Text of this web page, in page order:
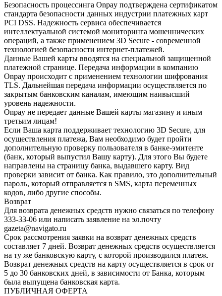
Безопасность процессинга Onpay подтверждена сертификатом
стандарта безопасности данных индустрии платежных карт
PCI DSS. Надежность сервиса обеспечивается
интеллектуальной системой мониторинга мошеннических
операций, а также применением 3D Secure - современной
технологией безопасности интернет-платежей.
Данные Вашей карты вводятся на специальной защищенной
платежной странице. Передача информации в компанию
Onpay происходит с применением технологии шифрования
TLS. Дальнейшая передача информации осуществляется по
закрытым банковским каналам, имеющим наивысший
уровень надежности.
Onpay не передает данные Вашей карты магазину и иным
третьим лицам!
Если Ваша карта поддерживает технологию 3D Secure, для
осуществления платежа, Вам необходимо будет пройти
дополнительную проверку пользователя в банке-эмитенте
(банк, который выпустил Вашу карту). Для этого Вы будете
направлены на страницу банка, выдавшего карту. Вид
проверки зависит от банка. Как правило, это дополнительный
пароль, который отправляется в SMS, карта переменных
кодов, либо другие способы.
Возврат
Для возврата денежных средств нужно связаться по телефону
333-33-06 или написать заявление на эл.почту
gazeta@navigato.ru
Срок рассмотрения заявки на возврат денежных средств
составляет 7 дней. Возврат денежных средств осуществляется
на ту же банковскую карту, с которой производился платеж.
Возврат денежных средств на карту осуществляется в срок от
5 до 30 банковских дней, в зависимости от Банка, которым
была выпущена банковская карта.
ПУБЛИЧНАЯ ОФЕРТА